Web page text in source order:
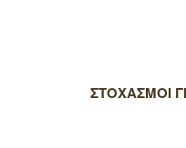
ΣΤΟΧΑΣΜΟΙ